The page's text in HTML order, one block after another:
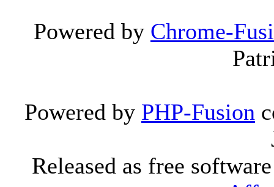
Powered by Chrome-
Powered by PHP-Fusion
Released as free